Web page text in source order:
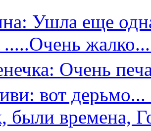
Ушла еще
.....Очень
Очень
вот
были времена,